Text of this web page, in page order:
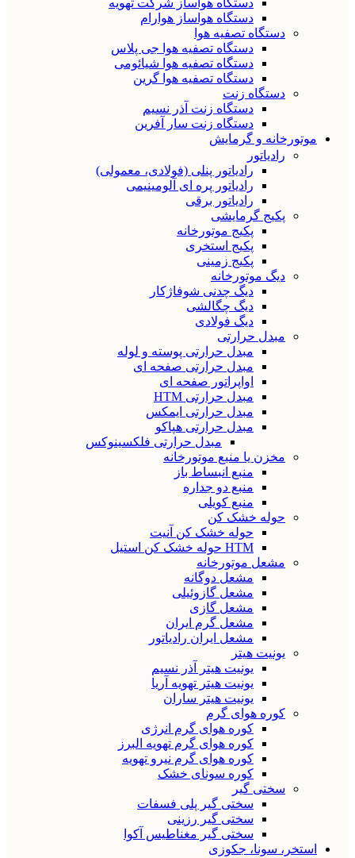
دستگاه هواساز هوارام
دستگاه تصفیه هوا
دستگاه تصفیه هوا جی پلاس
دستگاه تصفیه هوا شیائومی
دستگاه تصفیه هوا گرین
دستگاه زنت
دستگاه زنت آذر نسیم
دستگاه زنت سار آفرین
موتورخانه و گرمایش
رادیاتور
رادیاتور پنلی (فولادی، معمولی)
رادیاتور پره ای آلومینیمی
رادیاتور برقی
پکیج گرمایشی
پکیج موتورخانه
پکیج استخری
پکیج زمینی
دیگ موتورخانه
دیگ چدنی شوفاژکار
دیگ چگالشی
دیگ فولادی
مبدل حرارتی
مبدل حرارتی پوسته و لوله
مبدل حرارتی صفحه ای
اواپراتور صفحه ای
مبدل حرارتی HTM
مبدل حرارتی ایمکس
مبدل حرارتی هپاکو
مبدل حرارتی فلکسینوکس
مخزن یا منبع موتورخانه
منبع انبساط باز
منبع دو جداره
منبع کویلی
حوله خشک کن
حوله خشک کن آنیت
HTM حوله خشک کن استیل
مشعل موتورخانه
مشعل دوگانه
مشعل گازوئیلی
مشعل گازی
مشعل گرم ایران
مشعل ایران رادیاتور
یونیت هیتر
یونیت هیتر آذر نسیم
یونیت هیتر تهویه آریا
یونیت هیتر ساران
کوره هوای گرم
کوره هوای گرم انرژی
کوره هوای گرم تهویه البرز
کوره هوای گرم نیرو تهویه
کوره سونای خشک
سختی گیر
سختی گیر پلی فسفات
سختی گیر رزینی
سختی گیر مغناطیس آکوا
استخر، سونا، جکوزی